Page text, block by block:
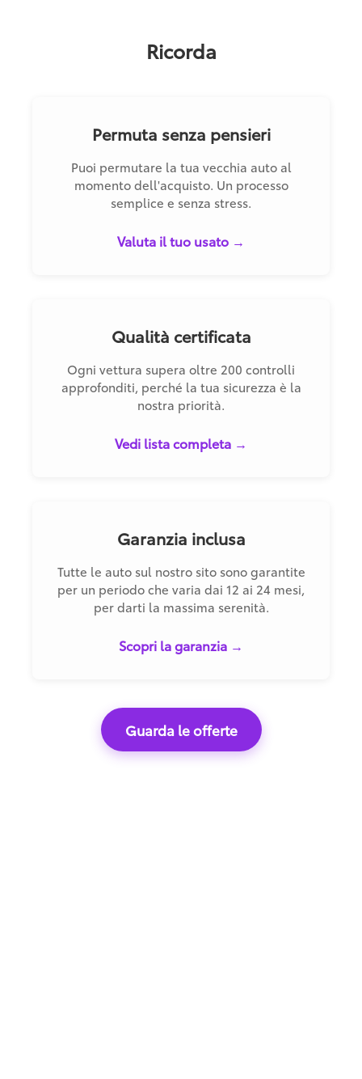
Ricorda
Permuta senza pensieri
Puoi permutare la tua vecchia auto al
momento dell'acquisto. Un processo
semplice e senza stress.
Valuta il tuo usato →
Qualità certificata
Ogni vettura supera oltre 200 controlli
approfonditi, perché la tua sicurezza è la
nostra priorità.
Vedi lista completa →
Garanzia inclusa
Tutte le auto sul nostro sito sono garantite
per un periodo che varia dai 12 ai 24 mesi,
per darti la massima serenità.
Scopri la garanzia →
Guarda le offerte